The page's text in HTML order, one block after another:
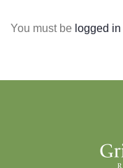
You must be logged in